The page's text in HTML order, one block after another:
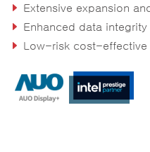
Extensive expansion and customization options for fast and easy
Enhanced data integrity and protection in case of
Low-risk cost-effective choice with pre-
High applicability and reliability in case